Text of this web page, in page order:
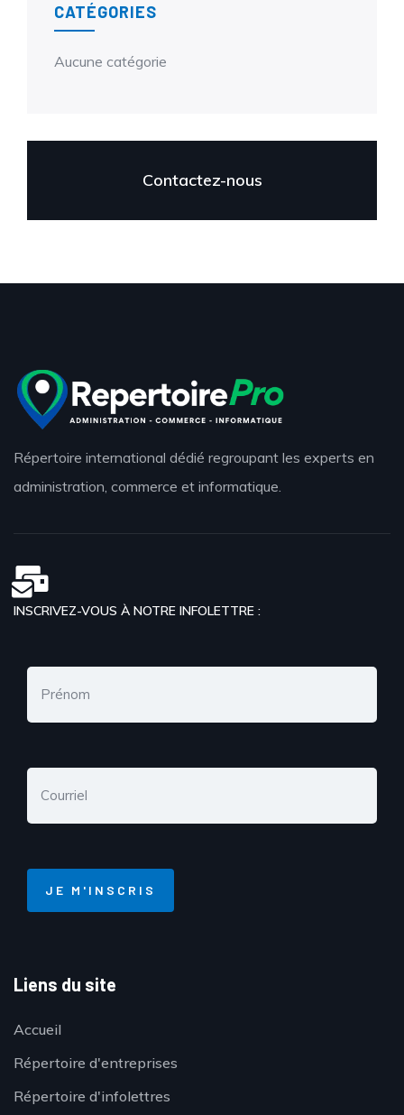
CATÉGORIES
Aucune catégorie
Contactez-nous
Répertoire international dédié regroupant les experts en
administration, commerce et informatique.
INSCRIVEZ-VOUS À NOTRE INFOLETTRE :
Liens du site
Accueil
Répertoire d'entreprises
Répertoire d'infolettres